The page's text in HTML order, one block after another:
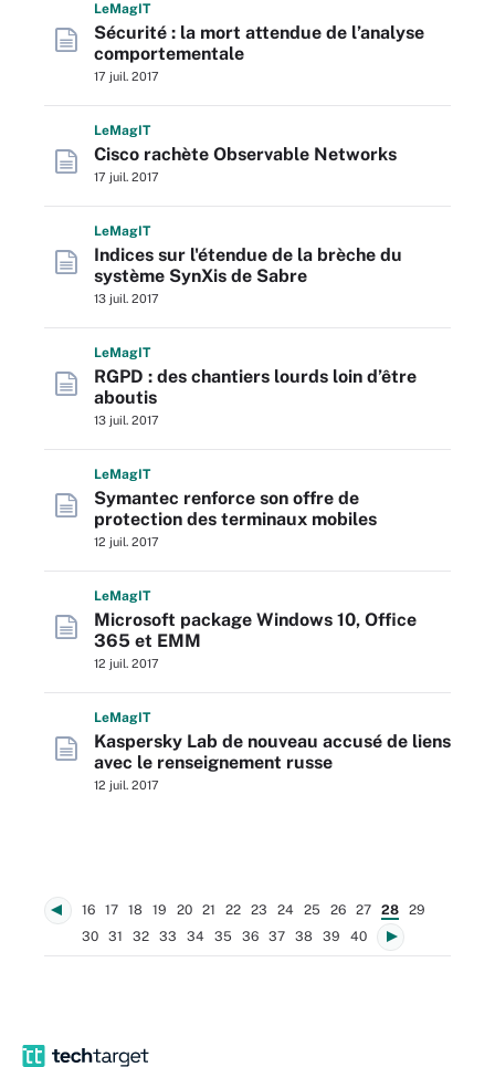
LeMagIT
Sécurité : la mort attendue de l’analyse
comportementale
17 juil. 2017
LeMagIT
Cisco rachète Observable Networks
17 juil. 2017
LeMagIT
Indices sur l'étendue de la brèche du
système SynXis de Sabre
13 juil. 2017
LeMagIT
RGPD : des chantiers lourds loin d’être
aboutis
13 juil. 2017
LeMagIT
Symantec renforce son offre de
protection des terminaux mobiles
12 juil. 2017
LeMagIT
Microsoft package Windows 10, Office
365 et EMM
12 juil. 2017
LeMagIT
Kaspersky Lab de nouveau accusé de liens
avec le renseignement russe
12 juil. 2017
16 17 18 19 20 21 22 23 24 25 26 27 28
29
30
31 32 33 34 35 36 37 38 39 40